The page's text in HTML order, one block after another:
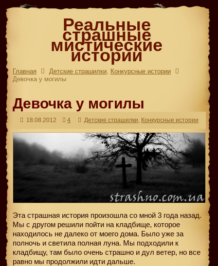
Реальные
страшные
мистические
истории
Главная Детские страшилки, Конкурсные истории
Девочка у могилы
Девочка у могилы
18.08.2012 4 Детские страшилки, Конкурсные истории
Эта страшная история произошла со мной 3 года назад.
Мы с другом решили пойти на кладбище, которое
находилось не далеко от моего дома. Было уже за
полночь и светила полная луна. Мы подходили к
кладбищу, там было очень страшно и дул ветер, но все
равно мы продолжили идти дальше.